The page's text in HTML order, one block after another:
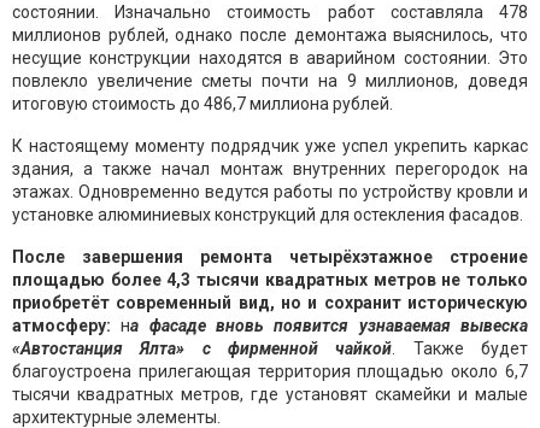
состоянии. Изначально стоимость работ составляла 478
миллионов рублей, однако после демонтажа выяснилось, что
несущие конструкции находятся в аварийном состоянии. Это
повлекло увеличение сметы почти на 9 миллионов, доведя
итоговую стоимость до 486,7 миллиона рублей.
К настоящему моменту подрядчик уже успел укрепить каркас
здания, а также начал монтаж внутренних перегородок на
этажах. Одновременно ведутся работы по устройству кровли и
установке алюминиевых конструкций для остекления фасадов.
После завершения ремонта четырёхэтажное строение
площадью более 4,3 тысячи квадратных метров не только
приобретёт современный вид, но и сохранит историческую
атмосферу: на фасаде вновь появится узнаваемая вывеска
«Автостанция Ялта» с фирменной чайкой . Также будет
благоустроена прилегающая территория площадью около 6,7
тысячи квадратных метров, где установят скамейки и малые
архитектурные элементы.